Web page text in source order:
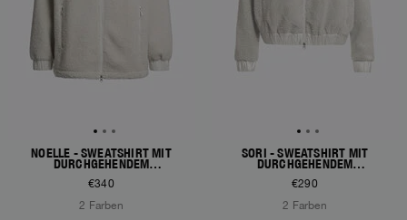
NOELLE - SWEATSHIRT MIT
DURCHGEHENDEM
€340
2 Farben
SORI - SWEATSHIRT MIT
DURCHGEHENDEM
€290
2 Farben